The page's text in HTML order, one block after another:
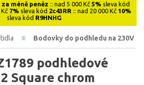
méně peněz :: nad 5 000 Kč 5% sleva kód
7% sleva kód 2c43RR :: nad 20 000 Kč 10%
sleva kód R9HNHG
Bodovky do podhledu na 230V
podhledové
Square chrom